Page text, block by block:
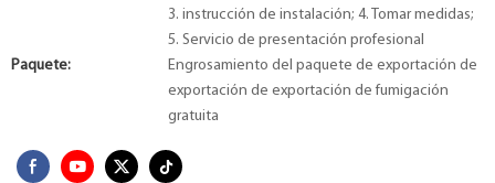
3. instrucción de instalación; 4. Tomar medidas;
5. Servicio de presentación profesional
Paquete:
Engrosamiento del paquete de exportación de
exportación de exportación de fumigación
gratuita